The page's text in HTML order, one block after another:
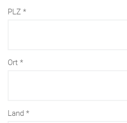
PLZ
Ort
Land